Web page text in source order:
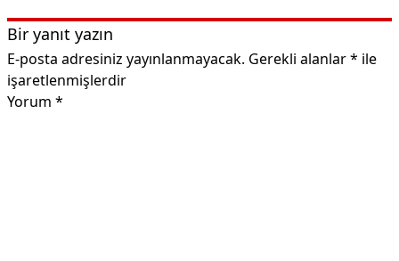
Bir yanıt yazın
E-posta adresiniz yayınlanmayacak. Gerekli alanlar* ile
işaretlenmişlerdir
Yorum *